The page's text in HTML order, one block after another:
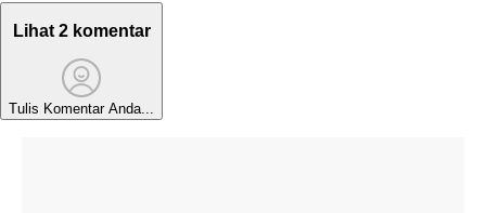
Lihat 2 komentar
Tulis Komentar Anda...